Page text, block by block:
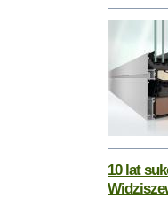
10 lat